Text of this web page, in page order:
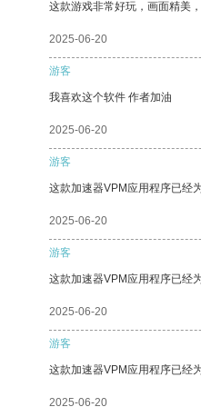
这款游戏非常好玩，画面精美，
2025-06-20
游客
我喜欢这个软件 作者加油
2025-06-20
游客
这款加速器VPM应用程序已经
2025-06-20
游客
这款加速器VPM应用程序已经
2025-06-20
游客
这款加速器VPM应用程序已经
2025-06-20